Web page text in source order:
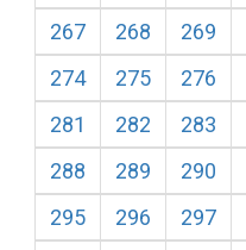
267
268 269
274
275 276
281
282 283
288
289 290
295
296 297